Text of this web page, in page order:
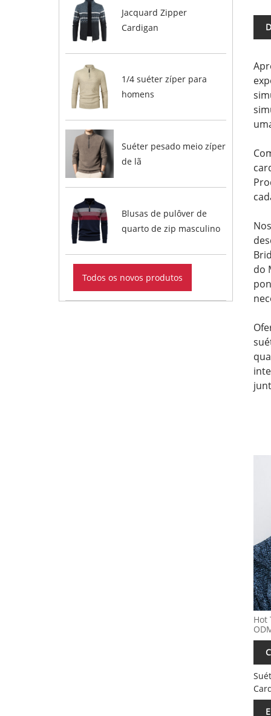
Jacquard Zipper
Cardigan
1/4 suéter zíper para
homens
Suéter pesado meio zíper
de lã
Blusas de pulôver de
quarto de zip masculino
Todos os novos produtos
do
Hot